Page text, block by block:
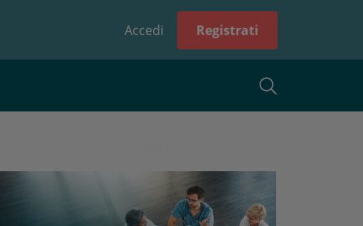
Accedi Registrati